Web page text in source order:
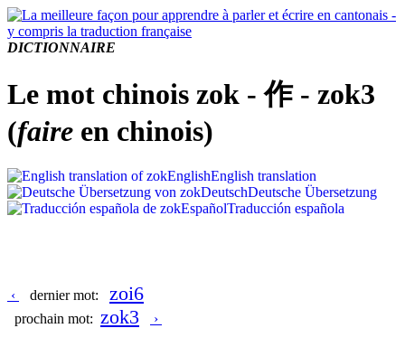
DICTIONNAIRE
Le mot chinois zok - 作 - zok3
(faire en chinois)
EnglishEnglish translation
DeutschDeutsche Übersetzung
EspañolTraducción española
‹ dernier mot: zoi6
prochain mot: zok3 ›